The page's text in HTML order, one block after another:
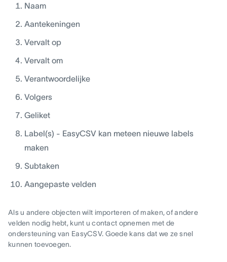
Naam
Aantekeningen
Vervalt op
Vervalt om
Verantwoordelijke
Volgers
Geliket
Label(s) - EasyCSV kan meteen nieuwe labels
maken
Subtaken
Aangepaste velden
Als u andere objecten wilt importeren of maken, of andere
velden nodig hebt, kunt u contact opnemen met de
ondersteuning van EasyCSV. Goede kans dat we ze snel
kunnen toevoegen.